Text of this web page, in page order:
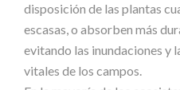
disposición de las plantas
escasas,o absorben más
evitando las inundaciones y
vitales de los campos.